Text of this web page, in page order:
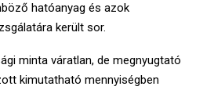
hatóanyag és azok
került sor.
minta váratlan, de megnyugtató
kimutatható mennyiségben